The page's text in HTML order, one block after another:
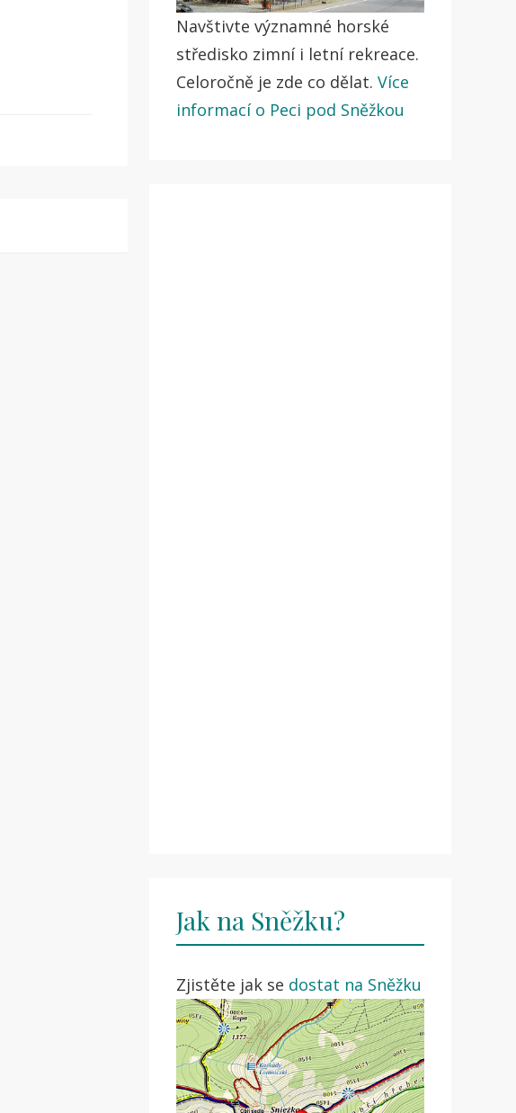
Navštivte významné horské
středisko zimní i letní rekreace.
Celoročně je zde co dělat. Více
informací o Peci pod Sněžkou
Jak na Sněžku?
Zjistěte jak se dostat na Sněžku